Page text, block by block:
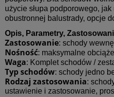
użycie słupa podporowego,
obustronnej balustrady, opcje
Opis, Parametry,
Zastosowanie: schody
Nośność: maksymalne
Waga: Komplet schodów /
Typ schodów: schody jedno
Rodzaj zastosowania:
ustawienie i zastosowanie,